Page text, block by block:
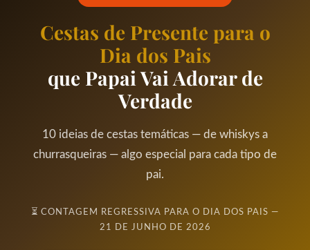
Cestas de Presente para o
Dia dos Pais
que Papai Vai Adorar de
Verdade
10 ideias de cestas temáticas — de whiskys a
churrasqueiras — algo especial para cada tipo de
pai.
⏳ CONTAGEM REGRESSIVA PARA O DIA DOS PAIS —
21 DE JUNHO DE 2026